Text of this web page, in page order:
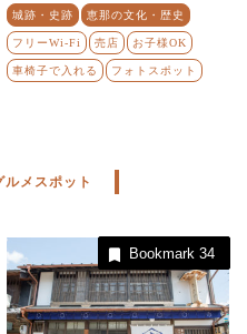
城跡・史跡 恵那の文化・歴史
フリーWi-Fi 売店 お子様OK
車椅子で入れる フォトスポット
ルメスポット
Bookmark 34